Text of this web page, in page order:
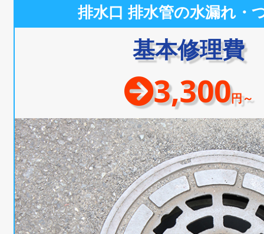
排水口 排水管の水漏れ・
基本修理費
3,300円～